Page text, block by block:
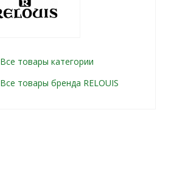
Все товары категории
Все товары бренда RELOUIS